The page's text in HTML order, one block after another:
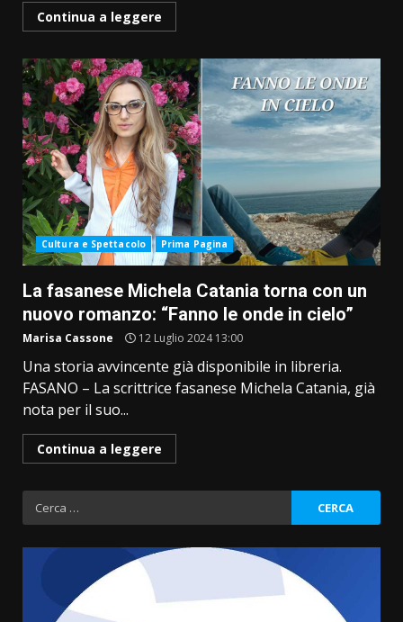
Continua a leggere
Cultura e Spettacolo Prima Pagina
La fasanese Michela Catania torna con un
nuovo romanzo: “Fanno le onde in cielo”
Marisa Cassone 12 Luglio 2024 13:00
Una storia avvincente già disponibile in libreria.
FASANO – La scrittrice fasanese Michela Catania, già
nota per il suo...
Continua a leggere
Ricerca
per: